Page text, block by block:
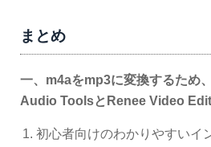
まとめ
一、m4aをmp3に変換するため
Audio ToolsとRenee Video
初心者向けのわかりやすいイ